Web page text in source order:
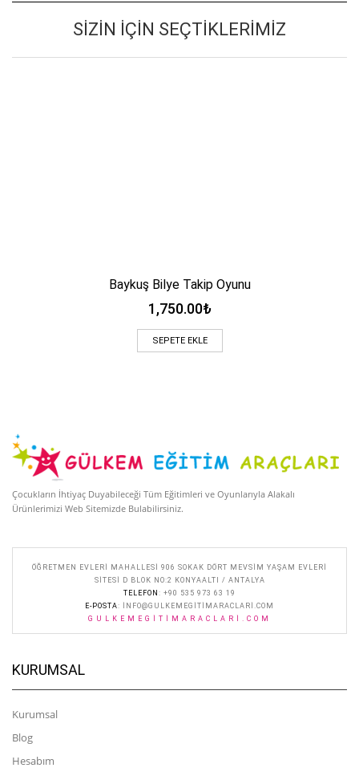
SIZIN İÇIN SEÇTIKLERIMIZ
Baykuş Bilye Takip Oyunu
1,750.00₺
SEPETE EKLE
Çocukların İhtiyaç Duyabileceği Tüm Eğitimleri ve Oyunlarıyla Alakalı
Ürünlerimizi Web Sitemizde Bulabilirsiniz.
ÖĞRETMEN EVLERI MAHALLESI 906 SOKAK DÖRT MEVSIM YAŞAM EVLERI
SITESI D BLOK NO:2 KONYAALTI / ANTALYA
TELEFON : +90 535 973 63 19
E-POSTA:
INFO@GULKEMEGITIMARACLARI.COM
GULKEMEGITIMARACLARI.COM
KURUMSAL
Kurumsal
Blog
Hesabım